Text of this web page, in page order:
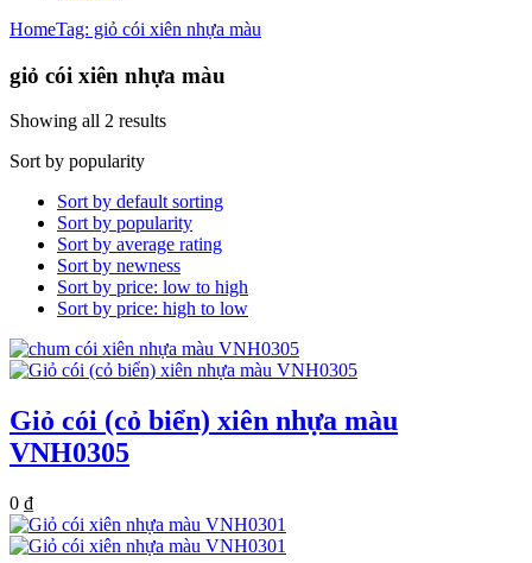
HomeTag: giỏ cói xiên nhựa màu
giỏ cói xiên nhựa màu
Showing all 2 results
Sort by popularity
Sort by default sorting
Sort by popularity
Sort by average rating
Sort by newness
Sort by price: low to high
Sort by price: high to low
Giỏ cói (cỏ biển) xiên nhựa màu
VNH0305
0 ₫